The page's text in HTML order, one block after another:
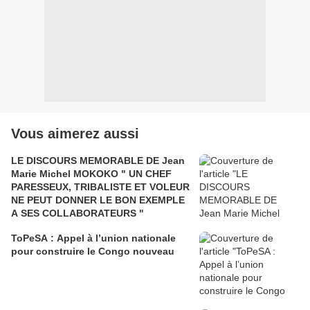
Vous aimerez aussi
LE DISCOURS MEMORABLE DE Jean
Marie Michel MOKOKO " UN CHEF
PARESSEUX, TRIBALISTE ET VOLEUR
NE PEUT DONNER LE BON EXEMPLE
A SES COLLABORATEURS "
ToPeSA : Appel à l’union nationale
pour construire le Congo nouveau